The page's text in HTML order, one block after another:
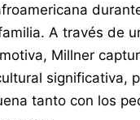
A través de
Millner
significativa,
tanto con los